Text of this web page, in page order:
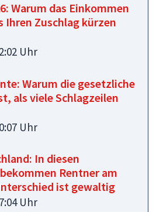
Warum das Einkommen
Ihren Zuschlag kürzen
Uhr
Warum die gesetzliche
als viele Schlagzeilen
Uhr
In diesen
Rentner am
ist gewaltig
Uhr